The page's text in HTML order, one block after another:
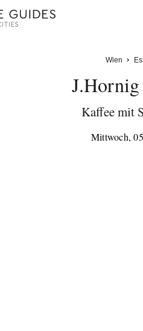
Wien
Kaffee mit
Mittwoch,